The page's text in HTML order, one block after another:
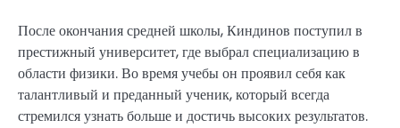
После окончания средней школы, Киндинов поступил в
престижный университет, где выбрал специализацию в
области физики. Во время учебы он проявил себя как
талантливый и преданный ученик, который всегда
стремился узнать больше и достичь высоких результатов.